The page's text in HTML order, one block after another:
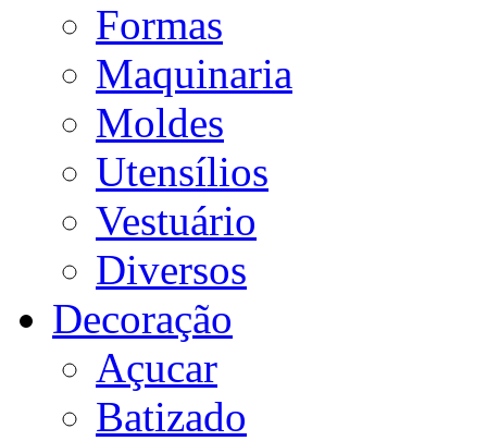
Formas
Maquinaria
Moldes
Utensílios
Vestuário
Diversos
Decoração
Açucar
Batizado